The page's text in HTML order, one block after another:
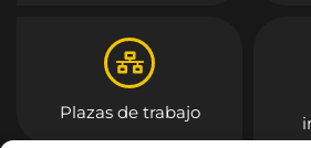
Plazas de trabajo